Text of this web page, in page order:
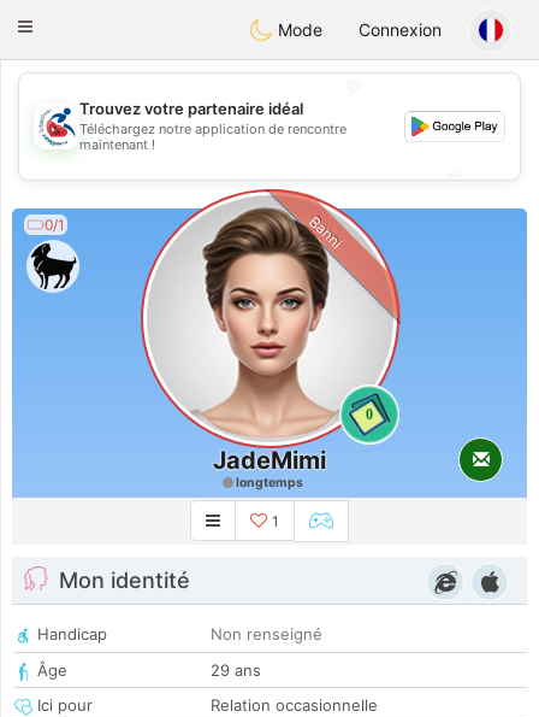
Handi Space
Toggle
Mode Connexion
💖
💕
Trouvez votre partenaire idéal
Téléchargez notre application de rencontre
maintenant !
0/1
0
Banni
JadeMimi
longtemps
1
Mon identité
Handicap
Non renseigné
Âge
29 ans
Ici pour
Relation occasionnelle